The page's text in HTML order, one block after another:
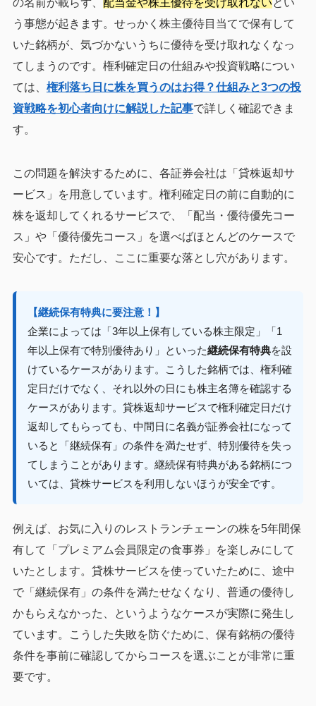
の名前が載らず、 配当金や株主優待を受け取れないとい
う事態が起きます。せっかく株主優待目当てで保有して
いた銘柄が、気づかないうちに優待を受け取れなくなっ
てしまうのです。権利確定日の仕組みや投資戦略につい
ては、 権利落ち日に株を買うのはお得？仕組みと3つの投
資戦略を初心者向けに解説した記事で詳しく確認できま
す。
この問題を解決するために、各証券会社は「貸株返却サ
ービス」を用意しています。権利確定日の前に自動的に
株を返却してくれるサービスで、「配当・優待優先コー
ス」や「優待優先コース」を選べばほとんどのケースで
安心です。ただし、ここに重要な落とし穴があります。
【継続保有特典に要注意！】
企業によっては「3年以上保有している株主限定」「1
年以上保有で特別優待あり」といった継続保有特典を設
けているケースがあります。こうした銘柄では、権利確
定日だけでなく、それ以外の日にも株主名簿を確認する
ケースがあります。貸株返却サービスで権利確定日だけ
返却してもらっても、中間日に名義が証券会社になって
いると「継続保有」の条件を満たせず、特別優待を失っ
てしまうことがあります。継続保有特典がある銘柄につ
いては、貸株サービスを利用しないほうが安全です。
例えば、お気に入りのレストランチェーンの株を5年間保
有して「プレミアム会員限定の食事券」を楽しみにして
いたとします。貸株サービスを使っていたために、途中
で「継続保有」の条件を満たせなくなり、普通の優待し
かもらえなかった、というようなケースが実際に発生し
ています。こうした失敗を防ぐために、保有銘柄の優待
条件を事前に確認してからコースを選ぶことが非常に重
要です。